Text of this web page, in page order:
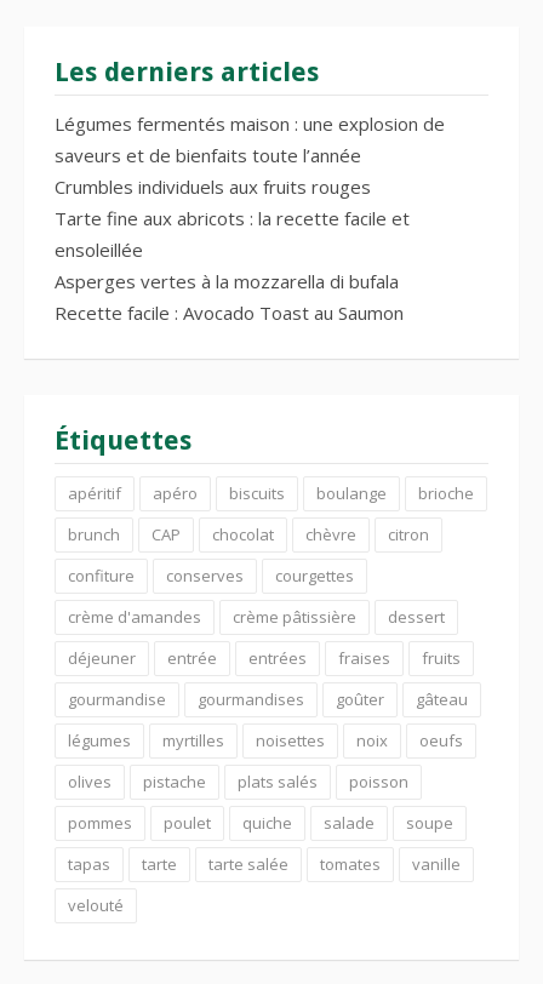
Les derniers articles
Légumes fermentés maison : une explosion de
saveurs et de bienfaits toute l’année
Crumbles individuels aux fruits rouges
Tarte fine aux abricots : la recette facile et
ensoleillée
Asperges vertes à la mozzarella di bufala
Recette facile : Avocado Toast au Saumon
Étiquettes
apéritif apéro biscuits boulange
brioche
brunch
CAP chocolat chèvre
citron
confiture
conserves
courgettes
crème d'amandes
crème pâtissière
dessert
déjeuner
entrée entrées fraises
fruits
gourmandise
gourmandises goûter
gâteau
légumes
myrtilles noisettes noix
oeufs
olives
pistache plats salés
poisson
pommes
poulet quiche salade
soupe
tapas
tarte tarte salée tomates
vanille
velouté